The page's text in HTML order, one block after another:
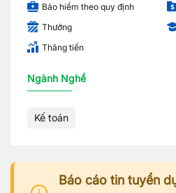
Bảo hiểm theo quy định
Thưởng
Thăng tiến
Ngành Nghề
Kế toán
Báo cáo tin tuyển